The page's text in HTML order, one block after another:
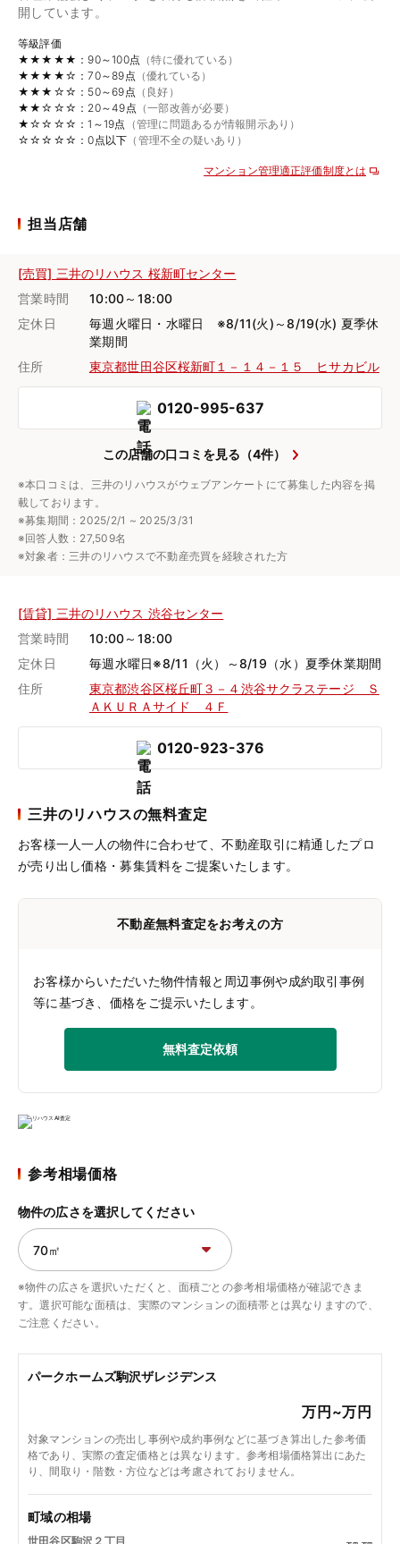
開しています。
等級評価
★★★★★：90～100点 （特に優れている）
★★★★☆：70～89点 （優れている）
★★★☆☆：50～69点 （良好）
★★☆☆☆：20～49点 （一部改善が必要）
★☆☆☆☆：1～19点 （管理に問題あるが情報開示あり）
☆☆☆☆☆：0点以下 （管理不全の疑いあり）
マンション管理適正評価制度とは
担当店舗
[売買] 三井のリハウス 桜新町センター
営業時間
10:00～18:00
定休日
毎週火曜日・水曜日 ※8/11(火)～8/19(水) 夏季休
業期間
住所
東京都世田谷区桜新町１－１４－１５ ヒサカビル
0120-995-637
この店舗の口コミを見る（4件）
※本口コミは、三井のリハウスがウェブアンケートにて募集した内容を掲
載しております。
※募集期間：2025/2/1 ~ 2025/3/31
※回答人数：27,509名
※対象者：三井のリハウスで不動産売買を経験された方
[賃貸] 三井のリハウス 渋谷センター
営業時間
10:00～18:00
定休日
毎週水曜日※8/11（火）～8/19（水）夏季休業期間
住所
東京都渋谷区桜丘町３－４渋谷サクラステージ Ｓ
ＡＫＵＲＡサイド ４Ｆ
0120-923-376
三井のリハウスの無料査定
お客様一人一人の物件に合わせて、不動産取引に精通したプロ
が売り出し価格・募集賃料をご提案いたします。
不動産無料査定をお考えの方
お客様からいただいた物件情報と周辺事例や成約取引事例
等に基づき、価格をご提示いたします。
無料査定依頼
参考相場価格
パークホームズ駒沢ザレジデンス
万円~万円
対象マンションの売出し事例や成約事例などに基づき算出した参考価
格であり、実際の査定価格とは異なります。参考相場価格算出にあた
り、間取り・階数・方位などは考慮されておりません。
町域の相場
世田谷区駒沢２丁目
物件の広さを選択してください
※物件の広さを選択いただくと、面積ごとの参考相場価格が確認できま
す。選択可能な面積は、実際のマンションの面積帯とは異なりますので、
ご注意ください。